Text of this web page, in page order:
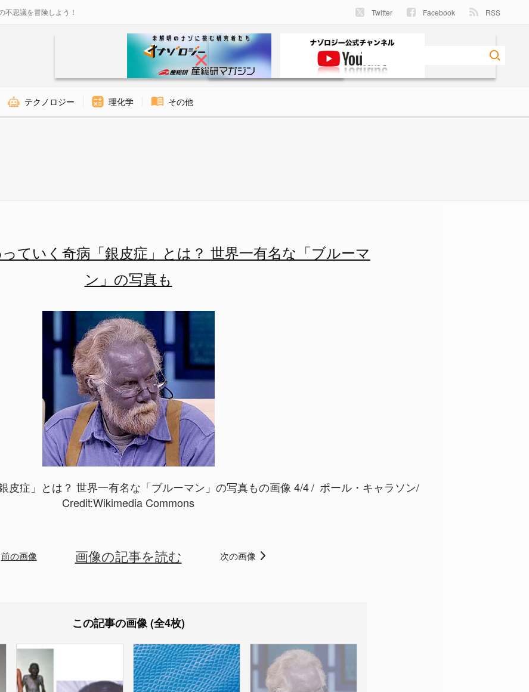
思議を冒険しよう！ Twitter Facebook RSS
テクノロジー 理化学 その他
ていく奇病「銀皮症」とは？ 世界一有名な「ブルーマ
ン」の写真も
皮症」とは？ 世界一有名な「ブルーマン」の写真もの画像 4/4
ポール・キャラソン/
Credit:Wikimedia Commons
前の画像 画像の記事を読む 次の画像
この記事の画像 (全4枚)